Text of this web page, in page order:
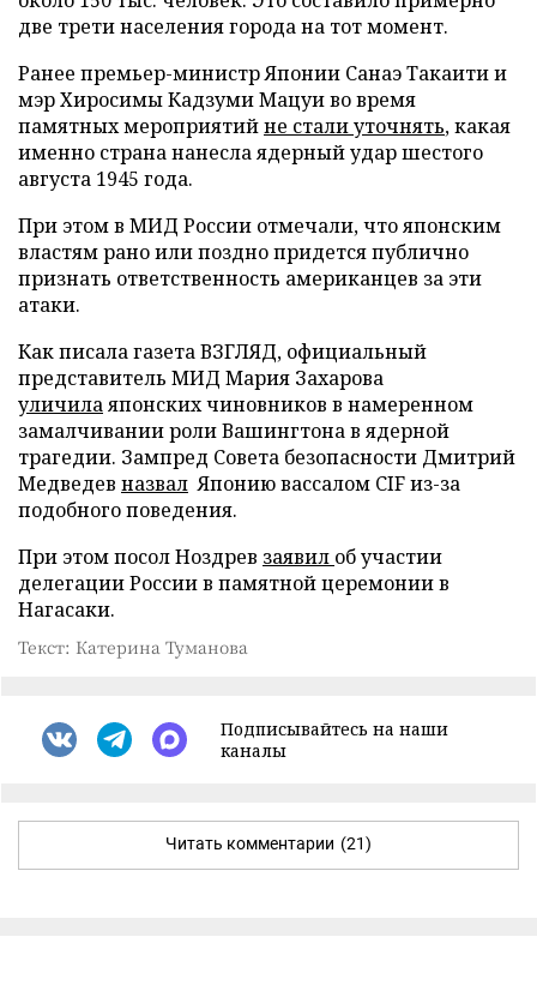
две трети населения города на тот момент.
Ранее премьер-министр Японии Санаэ Такаити и
мэр Хиросимы Кадзуми Мацуи во время
памятных мероприятийне стали уточнять, какая
именно страна нанесла ядерный удар шестого
августа 1945 года.
При этом в МИД России отмечали, что японским
властям рано или поздно придется публично
признать ответственность американцев за эти
атаки.
Как писала газета ВЗГЛЯД, официальный
представитель МИД Мария Захарова
уличилаяпонских чиновников в намеренном
замалчивании роли Вашингтона в ядерной
трагедии. Зампред Совета безопасности Дмитрий
Медведев назвал Японию вассалом CIF из-за
подобного поведения.
При этом посол Ноздрев заявил об участии
делегации России в памятной церемонии в
Нагасаки.
Текст: Катерина Туманова
Подписывайтесь на наши
каналы
Читать комментарии (21)